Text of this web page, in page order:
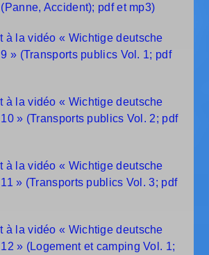
Accident); pdf et mp3)
à la vidéo « Wichtige deutsche
» (Transports publics Vol. 1; pdf
à la vidéo « Wichtige deutsche
» (Transports publics Vol. 2; pdf
à la vidéo « Wichtige deutsche
» (Transports publics Vol. 3; pdf
à la vidéo « Wichtige deutsche
» (Logement et camping Vol. 1;